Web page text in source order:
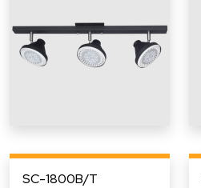
SC-1800B/T